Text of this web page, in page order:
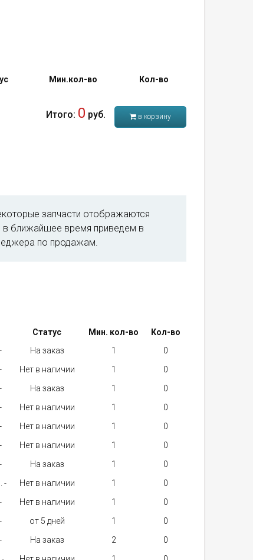
Мин.кол-во Кол-во
в корзину
Итого: 0 руб.
запчасти отображаются
в ближайшее время приведем в
по продажам.
Статус Мин. кол-во
Кол-во
На заказ
1
Нет в наличии
1
На заказ
1
Нет в наличии
1
Нет в наличии
1
Нет в наличии
1
На заказ
1
- Нет в наличии
1
Нет в наличии
1
от 5 дней
1
На заказ
2